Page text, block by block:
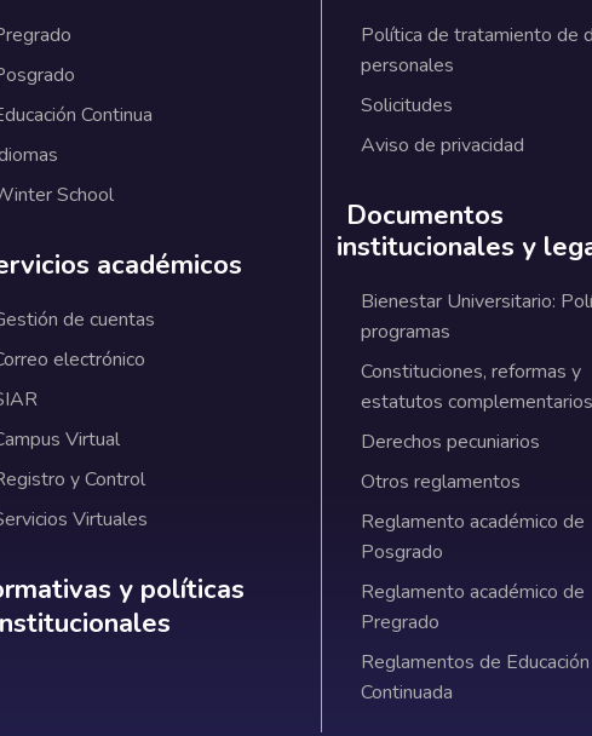
Continua
School
académicos
de cuentas
electrónico
Virtual
y Control
Virtuales
Normativas y políticas institucionales
y políticas
Política de tratamiento de
personales
Solicitudes
Aviso de privacidad
Documentos
institucionales y
Bienestar Universitario:
programas
Constituciones, reformas y
estatutos complementarios
Derechos pecuniarios
Otros reglamentos
Reglamento académico de
Posgrado
Reglamento académico de
Pregrado
Reglamentos de Educación
Continuada